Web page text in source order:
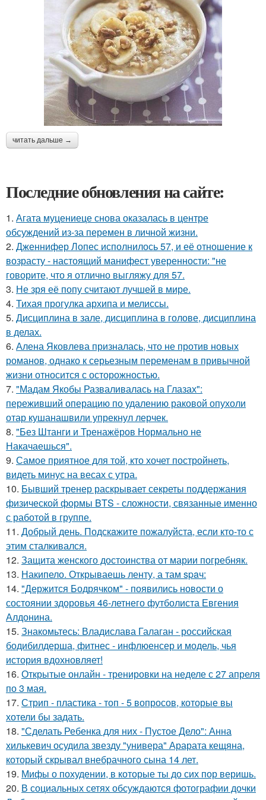
читать дальше →
Последние обновления на сайте:
1. Агата муцениеце снова оказалась в центре
обсуждений из-за перемен в личной жизни.
2. Дженнифер Лопес исполнилось 57, и её отношение к
возрасту - настоящий манифест уверенности: "не
говорите, что я отлично выгляжу для 57.
3. Не зря её попу считают лучшей в мире.
4. Тихая прогулка архипа и мелиссы.
5. Дисциплина в зале, дисциплина в голове, дисциплина
в делах.
6. Алена Яковлева призналась, что не против новых
романов, однако к серьезным переменам в привычной
жизни относится с осторожностью.
7. "Мадам Якобы Разваливалась на Глазах":
переживший операцию по удалению раковой опухоли
отар кушанашвили упрекнул лерчек.
8. "Без Штанги и Тренажёров Нормально не
Накачаешься".
9. Самое приятное для той, кто хочет постройнеть,
видеть минус на весах с утра.
10. Бывший тренер раскрывает секреты поддержания
физической формы BTS - сложности, связанные именно
с работой в группе.
11. Добрый день. Подскaжите пожалуйста, если кто-то с
этим сталкивался.
12. Защита женского достоинства от марии погребняк.
13. Накипело. Открываешь ленту, а там spaч:
14. "Держится Бодрячком" - появились новости о
состоянии здоровья 46-летнего футболиста Евгения
Алдонина.
15. Знакомьтесь: Владислава Галаган - российская
бодибилдерша, фитнес - инфлюенсер и модель, чья
история вдохновляет!
16. Открытые онлайн - тренировки на неделе с 27 апреля
по 3 мая.
17. Стрип - пластика - топ - 5 вопросов, которые вы
хотели бы задать.
18. "Сделать Ребенка для них - Пустое Дело": Анна
хилькевич осудила звезду "универа" Арарата кещяна,
который скрывал внебрачного сына 14 лет.
19. Мифы о похудении, в которые ты до сих пор веришь.
20. В социальных сетях обсуждаются фотографии дочки